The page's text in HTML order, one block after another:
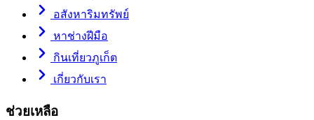
อสังหาริมทรัพย์
หาช่างฝีมือ
กินเที่ยวภูเก็ต
เกี่ยวกับเรา
ช่วยเหลือ